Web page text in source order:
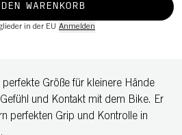
WARENKORB
in der EU Anmelden
Größe für kleinere Hände
und Kontakt mit dem Bike. Er
perfekten Grip und Kontrolle in